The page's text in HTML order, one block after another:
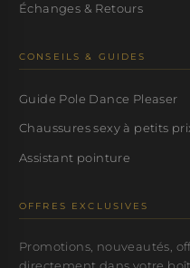
Échanges & Retours
CONSEILS & GUIDES
Guide Pole Dance Pleaser
Chaussures sexy à petits
Assistant pointure
OFFRES EXCLUSIVES
Promotions, nouveautés,